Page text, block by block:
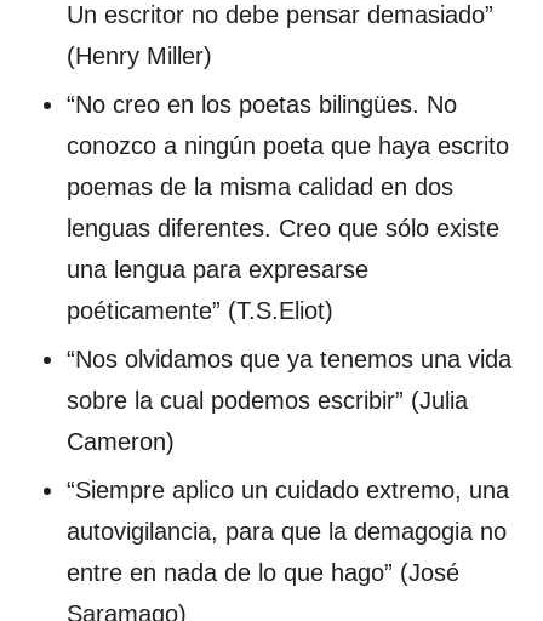
Un escritor no debe pensar demasiado”
(Henry Miller)
“No creo en los poetas bilingües. No
conozco a ningún poeta que haya escrito
poemas de la misma calidad en dos
lenguas diferentes. Creo que sólo existe
una lengua para expresarse
poéticamente” (T.S.Eliot)
“Nos olvidamos que ya tenemos una vida
sobre la cual podemos escribir” (Julia
Cameron)
“Siempre aplico un cuidado extremo, una
autovigilancia, para que la demagogia no
entre en nada de lo que hago” (José
Saramago)